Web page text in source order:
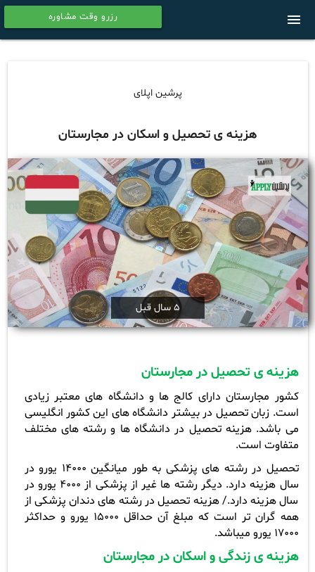
رزرو وقت مشاوره menu
پرشین اپلای
هزینه ی تحصیل و اسکان در مجارستان
5 سال قبل
هزینه ی تحصیل در مجارستان
کشور مجارستان دارای کالج ها و دانشگاه های معتبر زیادی
است. زبان تحصیل در بیشتر دانشگاه های این کشور انگلیسی
می باشد. هزینه تحصیل در دانشگاه ها و رشته های مختلف
متفاوت است.
تحصیل در رشته های پزشکی به طور میانگین 14000 یورو در
سال هزینه دارد. دیگر رشته ها غیر از پزشکی از 4000 یورو در
سال هزینه دارد./ هزینه تحصیل در رشته های دندان پزشکی از
همه گران تر است که مبلغ آن حداقل 15000 یورو و حداکثر
17000 یورو میباشد.
هزینه ی زندگی و اسکان در مجارستان